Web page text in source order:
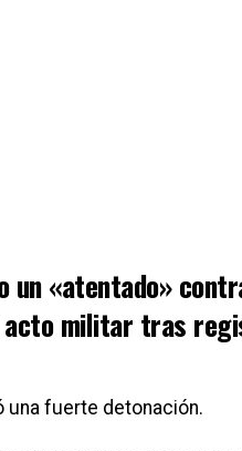
un «atentado»
acto militar tras
una fuerte detonación.